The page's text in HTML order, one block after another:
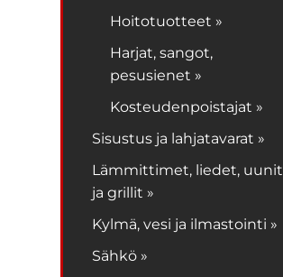
Hoitotuotteet »
Harjat, sangot,
pesusienet »
Kosteudenpoistajat »
Sisustus ja lahjatavarat »
Lämmittimet, liedet, uunit
ja grillit »
Kylmä, vesi ja ilmastointi »
Sähkö »